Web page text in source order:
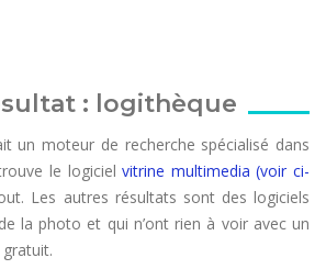
: logithèque
un moteur de recherche spécialisé dans
le logicielvitrine multimedia (voir ci-
Les autres résultats sont des logiciels
la photo et qui n’ont rien à voir avec un